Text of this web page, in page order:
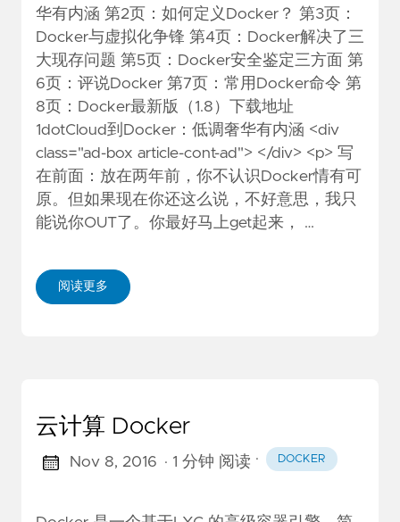
华有内涵 第2页：如何定义Docker？ 第3页：
Docker与虚拟化争锋 第4页：Docker解决了三
大现存问题 第5页：Docker安全鉴定三方面 第
6页：评说Docker 第7页：常用Docker命令 第
8页：Docker最新版（1.8）下载地址
1dotCloud到Docker：低调奢华有内涵 <div
class="ad-box article-cont-ad"> </div> <p> 写
在前面：放在两年前，你不认识Docker情有可
原。但如果现在你还这么说，不好意思，我只
能说你OUT了。你最好马上get起来， …
阅读更多
云计算 Docker
Nov 8, 2016 · 1 分钟 阅读 · DOCKER